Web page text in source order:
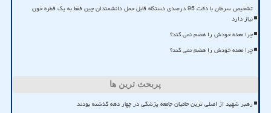
تشخیص سرطان با دقت 95 درصدی دستگاه قابل حمل دانشمندان چین فقط به یک قطره خون
نیاز دارد
چرا معده خودش را هضم نمی کند؟
چرا معده خودش را هضم نمی کند؟
پربحث ترین ها
رهبر شهید از اصلی ترین حامیان جامعه پزشکی در چهار دهه گذشته بودند